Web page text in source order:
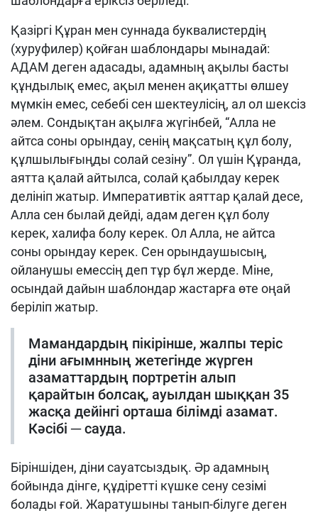
Қазіргі Құран мен суннада буквалистердің
(хуруфилер) қойған шаблондары мынадай:
АДАМ деген адасады, адамның ақылы басты
құндылық емес, ақыл менен ақиқатты өлшеу
мүмкін емес, себебі сен шектеулісің, ал ол шексіз
әлем. Сондықтан ақылға жүгінбей, “Алла не
айтса соны орындау, сенің мақсатың құл болу,
құлшылығыңды солай сезіну”. Ол үшін Құранда,
аятта қалай айтылса, солай қабылдау керек
делініп жатыр. Императивтік аяттар қалай десе,
Алла сен былай дейді, адам деген құл болу
керек, халифа болу керек. Ол Алла, не айтса
соны орындау керек. Сен орындаушысың,
ойланушы емессің деп тұр бұл жерде. Міне,
осындай дайын шаблондар жастарға өте оңай
беріліп жатыр.
Мамандардың пікірінше, жалпы теріс
діни ағымнның жетегінде жүрген
азаматтардың портретін алып
қарайтын болсақ, ауылдан шыққан 35
жасқа дейінгі орташа білімді азамат.
Кәсібі ─ сауда.
Біріншіден, діни сауатсыздық. Әр адамның
бойында дінге, құдіретті күшке сену сезімі
болады ғой. Жаратушыны танып-білуге деген